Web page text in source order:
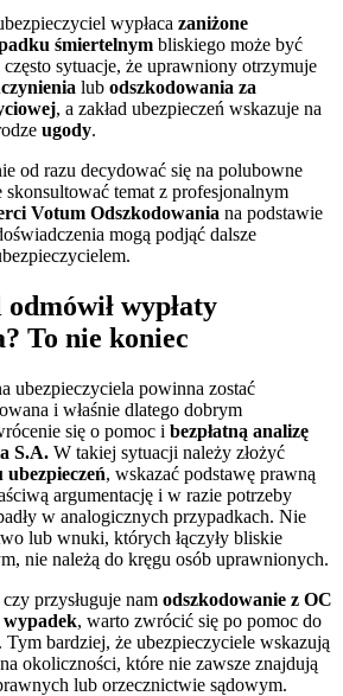
wypłaca zaniżone
śmiertelnym bliskiego może być
sytuacje, że uprawniony otrzymuje
lub odszkodowania za
, a zakład ubezpieczeń wskazuje na
ugody.
od razu decydować się na polubowne
skonsultować temat z profesjonalnym
Votum Odszkodowania na podstawie
mogą podjąć dalsze
wypłaty
To nie koniec
ubezpieczyciela powinna zostać
i właśnie dlatego dobrym
się o pomoc i bezpłatną analizę
S.A. W takiej sytuacji należy złożyć
ubezpieczeń, wskazać podstawę prawną
argumentację i w razie potrzeby
w analogicznych przypadkach. Nie
lub wnuki, których łączyły bliskie
nie należą do kręgu osób uprawnionych.
przysługuje nam odszkodowanie z OC
wypadek, warto zwrócić się po pomoc do
bardziej, że ubezpieczyciele wskazują
okoliczności, które nie zawsze znajdują
lub orzecznictwie sądowym.